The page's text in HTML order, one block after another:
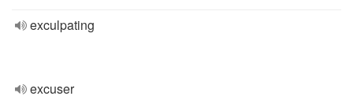
exculpating
excuser